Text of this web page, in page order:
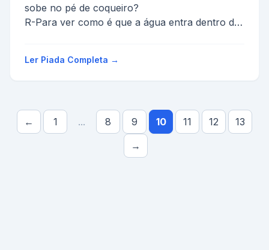
sobe no pé de coqueiro?
R-Para ver como é que a água entra dentro do
Ler Piada Completa →
← 1 ... 8 9 10 11 12
13
→